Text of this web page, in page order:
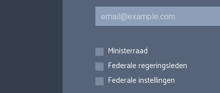
E-mail
Inschrijvingen
Ministerraad
Federale regeringsleden
Federale instellingen